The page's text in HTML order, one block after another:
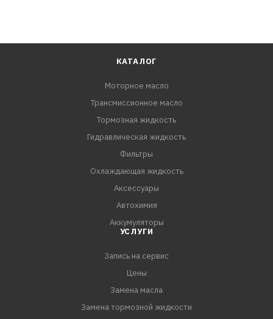
КАТАЛОГ
Моторное масло
Трансмиссионное масло
Тормозная жидкость
Гидравлическая жидкость
Фильтры
Охлаждающая жидкость
Аксессуары
Автохимия
Аккумуляторы
УСЛУГИ
Запись на сервис
Цены
Замена масла
Замена тормозной жидкости